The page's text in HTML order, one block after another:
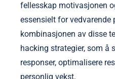
fellesskap motivasjonen
essensielt for vedvarende
kombinasjonen av disse
hacking strategier, som å
responser, optimalisere
personlig vekst.